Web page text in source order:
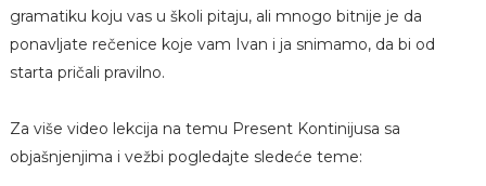
gramatiku koju vas u školi pitaju, ali mnogo bitnije je da
ponavljate rečenice koje vam Ivan i ja snimamo, da bi od
starta pričali pravilno.
Za više video lekcija na temu Present Kontinijusa sa
objašnjenjima i vežbi pogledajte sledeće teme: